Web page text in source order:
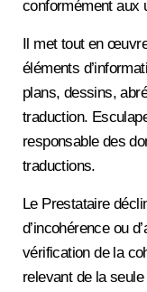
conformément aux
Il met tout en
éléments
plans, dessins,
traduction.
responsable des
traductions.
Le Prestataire
d’incohérence ou
vérification de la
relevant de la